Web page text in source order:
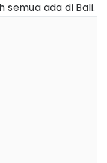
semua ada di Bali.